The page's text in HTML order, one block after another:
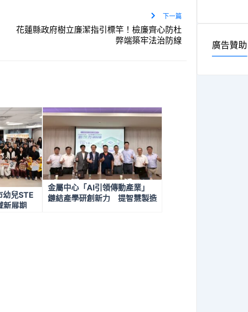
下一篇
花蓮縣政府樹立廉潔指引標竿！檢廉齊心防杜
弊端築牢法治防線
兒STE
新展期
金屬中心「AI引領傳動產業」
鏈結產學研創新力 提智慧製造
廣告贊助